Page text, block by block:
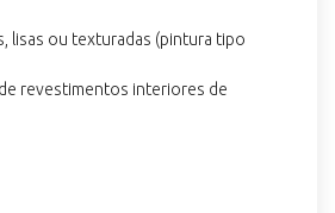
lisas ou texturadas (pintura tipo
revestimentos interiores de